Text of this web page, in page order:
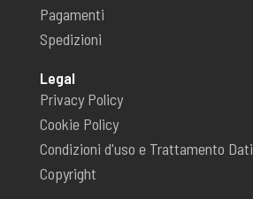
o
o
k
-
a
Pagamenti
Spedizioni
Legal
Privacy Policy
Cookie Policy
Condizioni d'uso e Trattamento Dati
Copyright